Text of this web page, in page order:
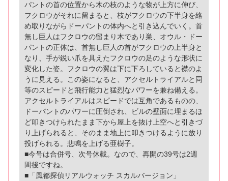
パントの首の位置から木の枝のような物が上方に伸び、
フクロウがそれに留まると、枝がフクロウの下半身を絡
め取りながらドーパントの体内へと引き込んでいく。首
無し巨人はフクロウの留まり木であり巣、オウル・ドー
パントの正体は、首無し巨人の首がフクロウの上半身と
なり、手が鋭い爪を具えたフクロウの足のような形状に
変化した姿。フクロウの翼は下に下ろしていると襟のよ
うに見える。この姿になると、アクセルトライアルと同
等のスピードと飛行能力と猛烈なパワーを兼ね備える。
アクセルトライアルはスピードでは互角であるものの、
ドーパントのパワーに圧倒され、ビルの壁面に埋まるほ
ど叩きつけられたまま下から屋上を抜け上空へと引きづ
り上げられると、そのまま地上に叩きつけるように放り
投げられる。悲鳴を上げる亜樹子。
■今号は合併号、次号休載。なので、再開の39号は2週
間後ですね。
■「風都探偵リアルウォッチ スカルバージョン」